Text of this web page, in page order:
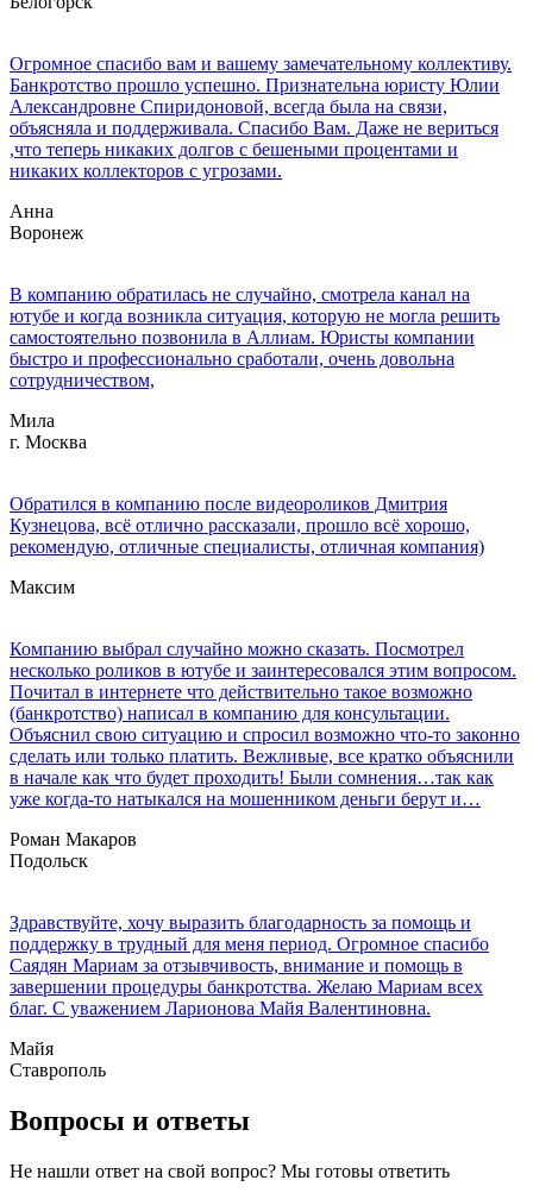
Огромное спасибо вам и вашему замечательному коллективу.
Банкротство прошло успешно. Признательна юристу Юлии
Александровне Спиридоновой, всегда была на связи,
объясняла и поддерживала. Спасибо Вам. Даже не вериться
,что теперь никаких долгов с бешеными процентами и
никаких коллекторов с угрозами.
Анна
Воронеж
В компанию обратилась не случайно, смотрела канал на
ютубе и когда возникла ситуация, которую не могла решить
самостоятельно позвонила в Аллиам. Юристы компании
быстро и профессионально сработали, очень довольна
сотрудничеством,
Мила
г. Москва
Обратился в компанию после видеороликов Дмитрия
Кузнецова, всё отлично рассказали, прошло всё хорошо,
рекомендую, отличные специалисты, отличная компания)
Максим
Компанию выбрал случайно можно сказать. Посмотрел
несколько роликов в ютубе и заинтересовался этим вопросом.
Почитал в интернете что действительно такое возможно
(банкротство) написал в компанию для консультации.
Объяснил свою ситуацию и спросил возможно что-то законно
сделать или только платить. Вежливые, все кратко объяснили
в начале как что будет проходить! Были сомнения…так как
уже когда-то натыкался на мошенником деньги берут и…
Роман Макаров
Подольск
Здравствуйте, хочу выразить благодарность за помощь и
поддержку в трудный для меня период. Огромное спасибо
Саядян Мариам за отзывчивость, внимание и помощь в
завершении процедуры банкротства. Желаю Мариам всех
благ. С уважением Ларионова Майя Валентиновна.
Майя
Ставрополь
Вопросы и ответы
Не нашли ответ на свой вопрос? Мы готовы ответить